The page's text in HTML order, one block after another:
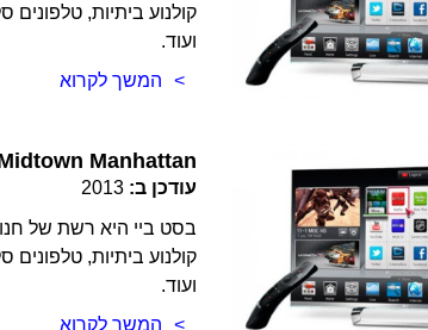
קולנוע ביתיות,
ועוד.
המשך לקרוא
Manhattan
עודכן ב: 2013
בסט ביי היא רשת של
קולנוע ביתיות,
ועוד.
המשך לקרוא